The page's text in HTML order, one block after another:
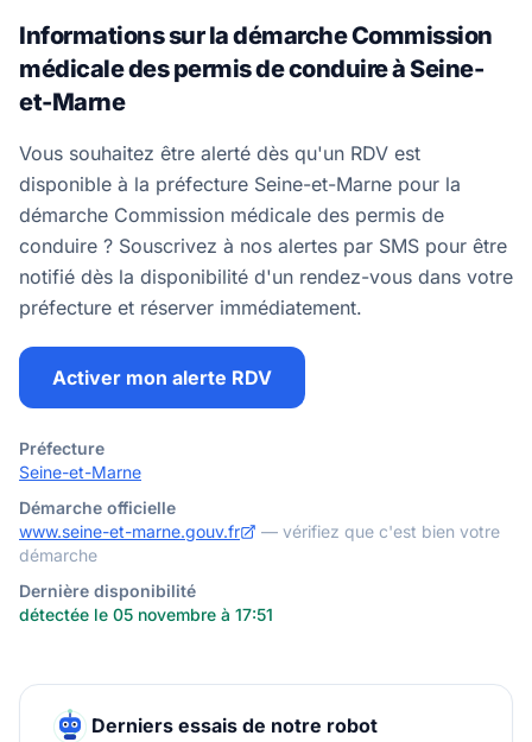
Informations sur la démarche Commission
médicale des permis de conduire à Seine-
et-Marne
Vous souhaitez être alerté dès qu'un RDV est
disponible à la préfecture Seine-et-Marne pour la
démarche Commission médicale des permis de
conduire ? Souscrivez à nos alertes par SMS pour être
notifié dès la disponibilité d'un rendez-vous dans votre
préfecture et réserver immédiatement.
Activer mon alerte RDV
Préfecture
Seine-et-Marne
Démarche officielle
www.seine-et-marne.gouv.fr
— vérifiez que c'est bien votre
démarche
Dernière disponibilité
détectée le 05 novembre à 17:51
Derniers essais de notre robot